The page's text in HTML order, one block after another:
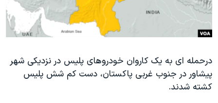
فرهنگ و زندگی
علم و فناوری
اسرائیل در جنگ
مستندها
انتخابات ریاست جمهوری آمریکا ۲۰۲۴
رمز مهسا
ورزش زنان در ایران
دنبال کنید
زبانهای مختلف
درحمله ای به یک کاروان خودروهای پلیس در نزدیکی شهر
پیشاور در جنوب غربی پاکستان، دست کم شش پلیس
کشته شدند.